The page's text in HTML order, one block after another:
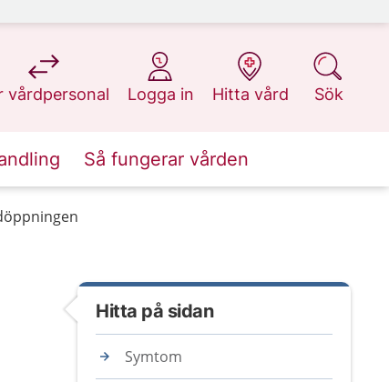
vårdpersonal
på 1177.se
Logga in
på 1177.se
Hitta vård
på 1177.se
Sök
på 1177.se
Så fungerar vården
Hitta på sidan
Symtom